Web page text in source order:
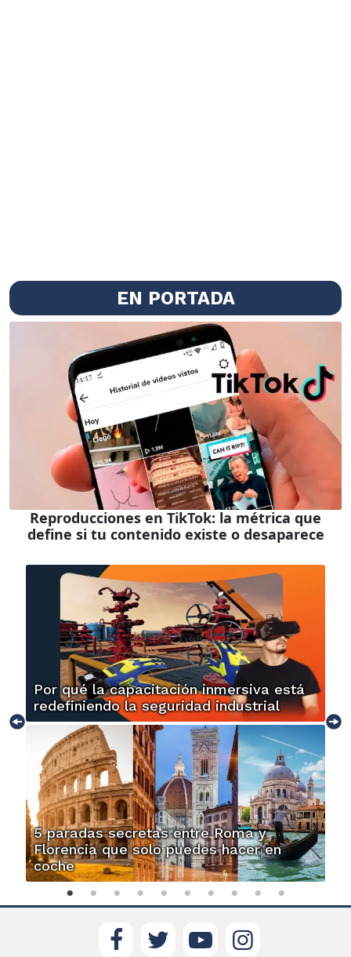
EN PORTADA
Reproducciones en TikTok: la métrica que
define si tu contenido existe o desaparece
Por qué la capacitación inmersiva está
redefiniendo la seguridad industrial
5 paradas secretas entre Roma y
Florencia que solo puedes hacer en
coche